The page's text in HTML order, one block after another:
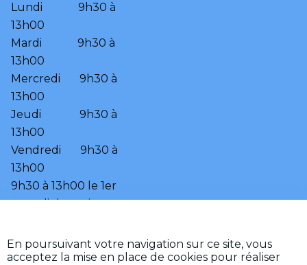
Lundi             9h30 à
13h00
Mardi             9h30 à
13h00
Mercredi       9h30 à
13h00
Jeudi              9h30 à
13h00
Vendredi       9h30 à
13h00
9h30 à 13h00 le 1er
samedi du mois.
•
Mentions légales •
En poursuivant votre navigation sur ce site, vous
acceptez la mise en place de cookies pour réaliser